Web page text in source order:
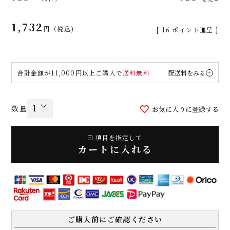
1,732 税込 [ 16 ポイント進呈 ]
合計金額が11,000円以上ご購入で送料無料 配送料をみる
お気に入りに登録する
項目を指定して
カートに入れる
ご購入前にご確認ください